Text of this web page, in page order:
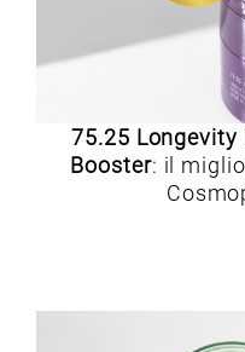
75.25 Longevity
Booster: il